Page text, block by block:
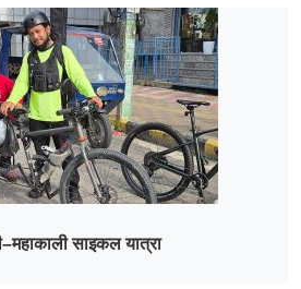
साइकल यात्रा